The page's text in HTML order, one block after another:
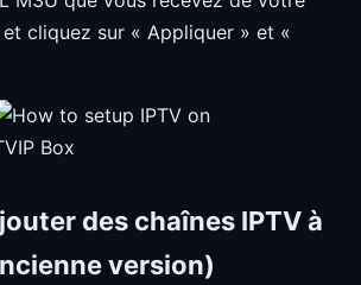
cliquez sur « Appliquer » et «
des chaînes IPTV à
version)